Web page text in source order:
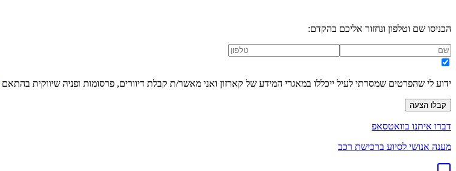
הכניסו שם וטלפון ונחזור אליכם בהקדם:
ידוע לי שהפרטים שמסרתי לעיל ייכללו במאגרי המידע של קארזון ואני מאשר/ת קבלת דיוורים, פרסומות ופניה שיווקית בהתאם
קבלו הצעה
דברו איתנו בוואטסאפ
מענה אנושי לסיוע ברכישת רכב